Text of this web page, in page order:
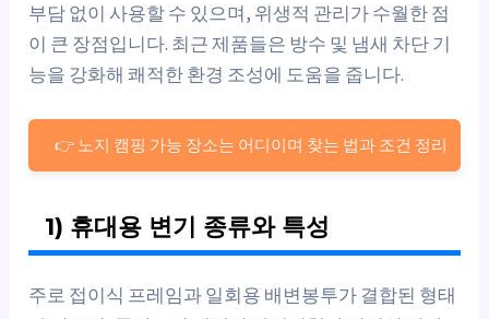
부담 없이 사용할 수 있으며, 위생적 관리가 수월한 점
이 큰 장점입니다. 최근 제품들은 방수 및 냄새 차단 기
능을 강화해 쾌적한 환경 조성에 도움을 줍니다.
👉 노지 캠핑 가능 장소는 어디이며 찾는 법과 조건 정리
1) 휴대용 변기 종류와 특성
주로 접이식 프레임과 일회용 배변봉투가 결합된 형태